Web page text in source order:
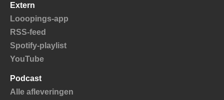
Extern
Looopings-app
RSS-feed
Spotify-playlist
YouTube
Podcast
Alle afleveringen